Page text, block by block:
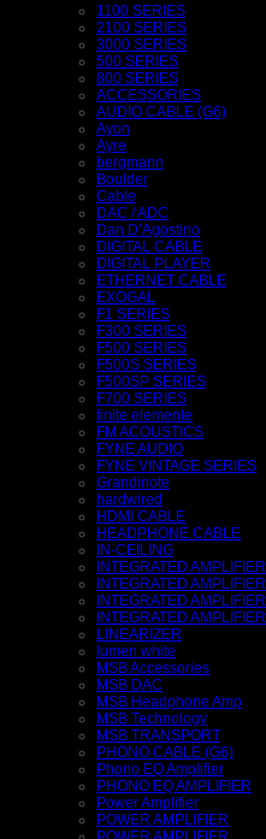
1100 SERIES
2100 SERIES
3000 SERIES
500 SERIES
800 SERIES
ACCESSORIES
AUDIO CABLE (G6)
Ayon
Ayre
bergmann
Boulder
Cable
DAC / ADC
Dan D’Agostino
DIGITAL CABLE
DIGITAL PLAYER
ETHERNET CABLE
EXOGAL
F1 SERIES
F300 SERIES
F500 SERIES
F500S SERIES
F500SP SERIES
F700 SERIES
finite elemente
FM ACOUSTICS
FYNE AUDIO
FYNE VINTAGE SERIES
Grandinote
hardwired
HDMI CABLE
HEADPHONE CABLE
IN-CEILING
INTEGRATED AMPLIFIER
INTEGRATED AMPLIFIER
INTEGRATED AMPLIFIER
INTEGRATED AMPLIFIER
LINEARIZER
lumen white
MSB Accessories
MSB DAC
MSB Headphone Amp
MSB Technology
MSB TRANSPORT
PHONO CABLE (G6)
Phono EQ Amplifier
PHONO EQ AMPLIFIER
Power Amplifier
POWER AMPLIFIER